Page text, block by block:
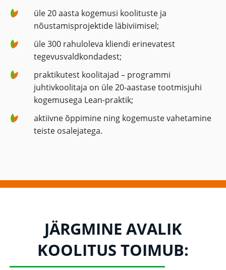
üle 20 aasta kogemusi koolituste ja
nõustamisprojektide läbiviimisel;
üle 300 rahuloleva kliendi erinevatest
tegevusvaldkondadest;
praktikutest koolitajad – programmi
juhtivkoolitaja on üle 20-aastase tootmisjuhi
kogemusega Lean-praktik;
aktiivne õppimine ning kogemuste vahetamine
teiste osalejatega.
JÄRGMINE AVALIK
KOOLITUS TOIMUB: